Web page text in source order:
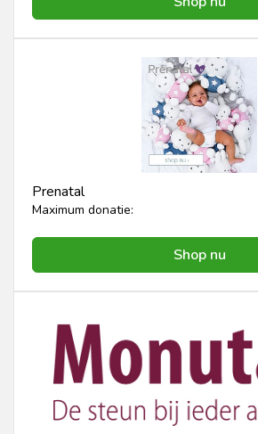
Prenatal
Maximum donatie:
Shop nu